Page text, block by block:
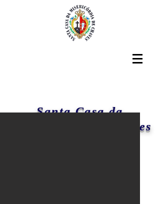
Santa Casa da
Misericórdia de Chaves